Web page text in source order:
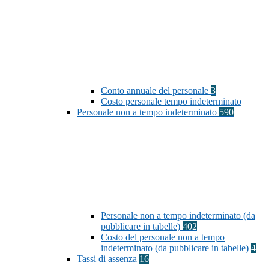
Conto annuale del personale 3
Costo personale tempo indeterminato
Personale non a tempo indeterminato 590
Personale non a tempo indeterminato (da
pubblicare in tabelle) 402
Costo del personale non a tempo
indeterminato (da pubblicare in tabelle) 4
Tassi di assenza 16